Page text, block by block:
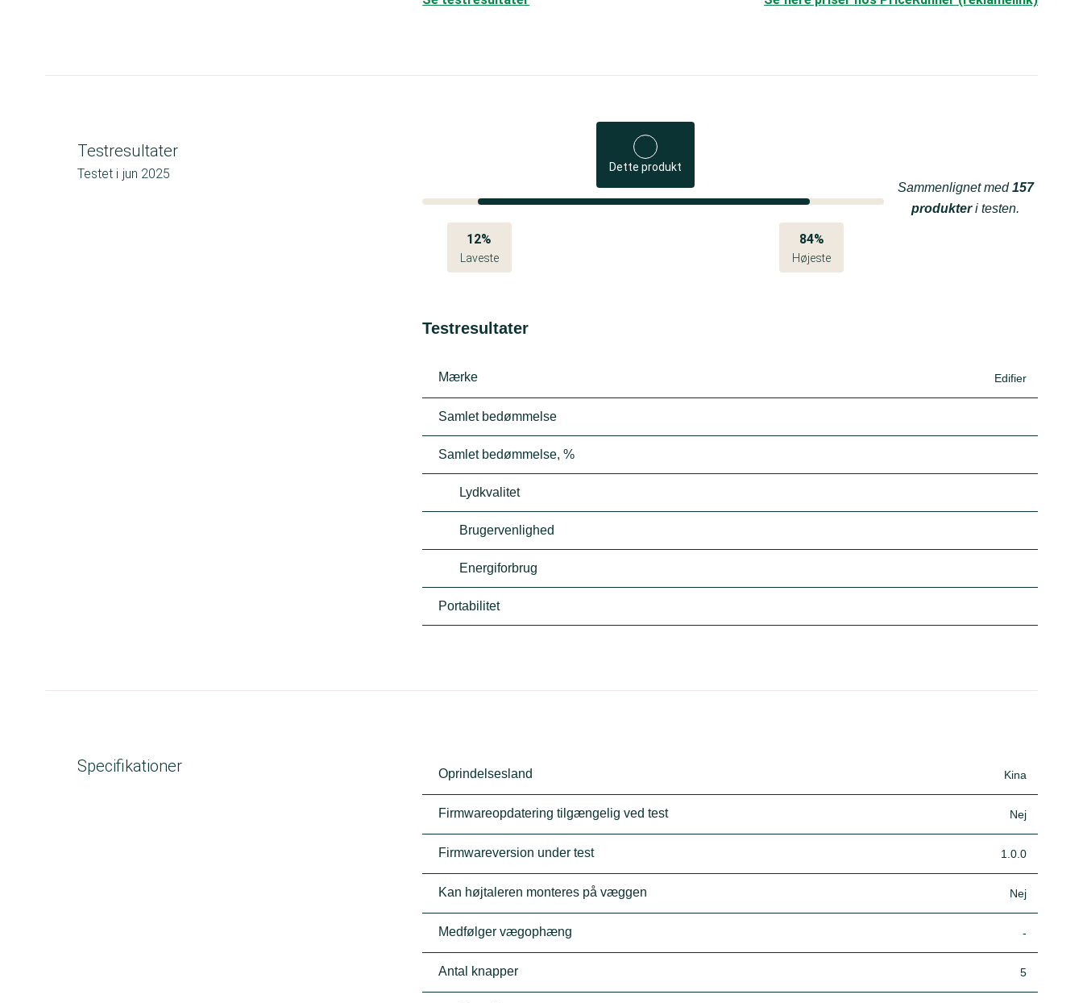
Testresultater
Testet i jun 2025 Dette produkt
12%
Laveste
84%
Højeste
Sammenlignet med157
produkteri testen.
Testresultater
Mærke Edifier
Samlet bedømmelse
Samlet bedømmelse, %
Lydkvalitet
Brugervenlighed
Energiforbrug
Portabilitet
Specifikationer Oprindelsesland Kina
Firmwareopdatering tilgængelig ved test Nej
Firmwareversion under test 1.0.0
Kan højtaleren monteres på væggen Nej
Medfølger vægophæng -
Antal knapper 5